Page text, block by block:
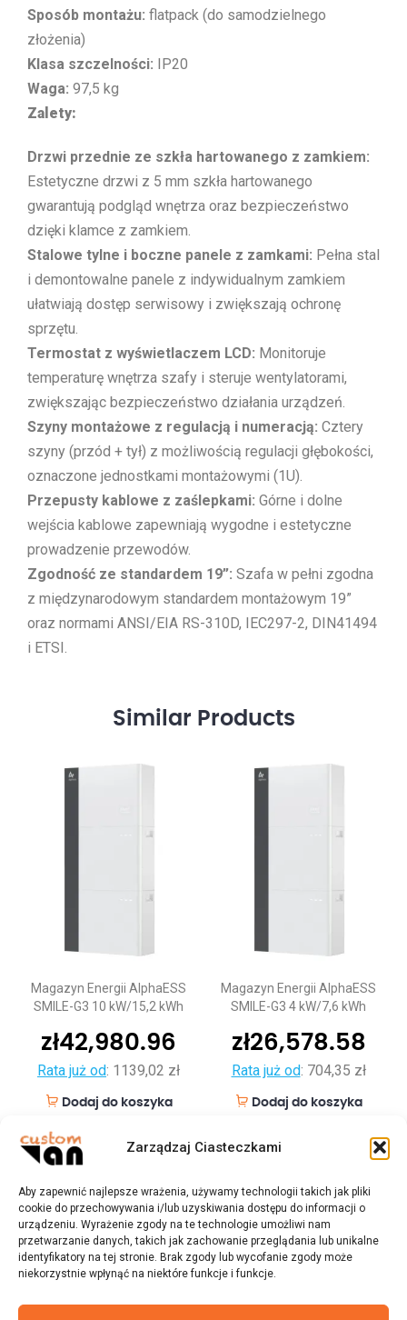
Zarządzaj Ciasteczkami
Aby zapewnić najlepsze wrażenia, używamy technologii takich jak pliki
cookie do przechowywania i/lub uzyskiwania dostępu do informacji o
urządzeniu. Wyrażenie zgody na te technologie umożliwi nam
przetwarzanie danych, takich jak zachowanie przeglądania lub unikalne
identyfikatory na tej stronie. Brak zgody lub wycofanie zgody może
niekorzystnie wpłynąć na niektóre funkcje i funkcje.
Sposób montażu: flatpack (do samodzielnego
złożenia)
Klasa szczelności: IP20
Waga: 97,5 kg
Zalety:
Drzwi przednie ze szkła hartowanego z zamkiem:
Estetyczne drzwi z 5 mm szkła hartowanego
gwarantują podgląd wnętrza oraz bezpieczeństwo
dzięki klamce z zamkiem.
Stalowe tylne i boczne panele z zamkami: Pełna stal
i demontowalne panele z indywidualnym zamkiem
ułatwiają dostęp serwisowy i zwiększają ochronę
sprzętu.
Termostat z wyświetlaczem LCD: Monitoruje
temperaturę wnętrza szafy i steruje wentylatorami,
zwiększając bezpieczeństwo działania urządzeń.
Szyny montażowe z regulacją i numeracją: Cztery
szyny (przód + tył) z możliwością regulacji głębokości,
oznaczone jednostkami montażowymi (1U).
Przepusty kablowe z zaślepkami: Górne i dolne
wejścia kablowe zapewniają wygodne i estetyczne
prowadzenie przewodów.
Zgodność ze standardem 19”: Szafa w pełni zgodna
z międzynarodowym standardem montażowym 19”
oraz normami ANSI/EIA RS-310D, IEC297-2, DIN41494
i ETSI.
Similar Products
Magazyn Energii AlphaESS
SMILE-G3 10 kW/15,2 kWh
zł42,980.96
Rata już od: 1139,02 zł
Dodaj do koszyka
Magazyn Energii AlphaESS
SMILE-G3 4 kW/7,6 kWh
zł26,578.58
Rata już od: 704,35 zł
Dodaj do koszyka